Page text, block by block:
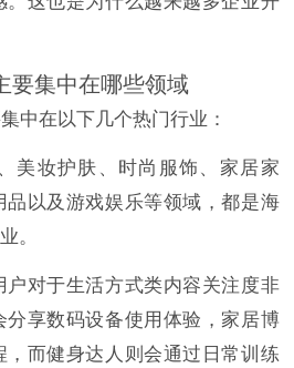
要集中在哪些领域
中在以下几个热门行业：
美妆护肤、时尚服饰、家居家
以及游戏娱乐等领域，都是海
。
户对于生活方式类内容关注度非
享数码设备使用体验，家居博
而健身达人则会通过日常训练